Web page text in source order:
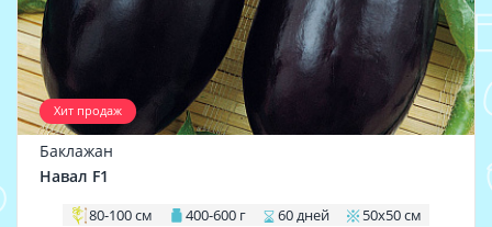
Хит продаж
Баклажан
Навал F1
80-100 см 400-600 г 60 дней 50х50 см